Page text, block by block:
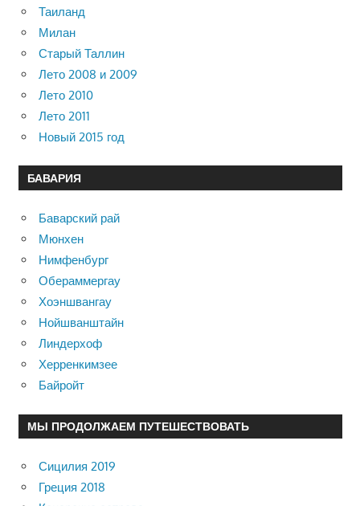
Таиланд
Милан
Старый Таллин
Лето 2008 и 2009
Лето 2010
Лето 2011
Новый 2015 год
БАВАРИЯ
Баварский рай
Мюнхен
Нимфенбург
Обераммергау
Хоэншвангау
Нойшванштайн
Линдерхоф
Херренкимзее
Байройт
МЫ ПРОДОЛЖАЕМ ПУТЕШЕСТВОВАТЬ
Сицилия 2019
Греция 2018